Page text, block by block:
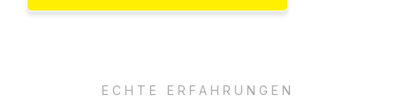
ECHTE ERFAHRUNGEN